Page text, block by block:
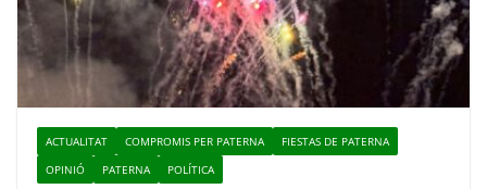
ACTUALITAT COMPROMIS PER PATERNA
FIESTAS DE PATERNA
OPINIÓ
PATERNA POLÍTICA